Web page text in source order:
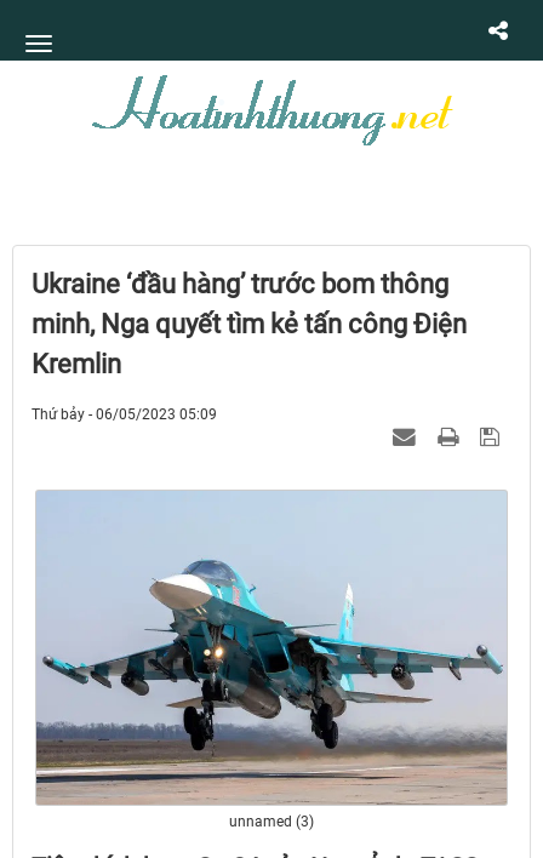
Ukraine ‘đầu hàng’ trước bom thông
minh, Nga quyết tìm kẻ tấn công Điện
Kremlin
Thứ bảy - 06/05/2023 05:09
unnamed (3)